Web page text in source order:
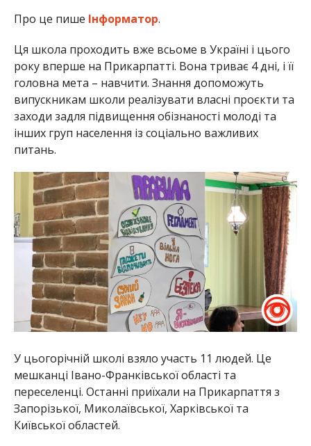
Про це пише Інформатор.
Ця школа проходить вже всьоме в Україні і цього
року вперше на Прикарпатті. Вона триває 4 дні, і її
головна мета – навчити. Знання допоможуть
випускникам школи реалізувати власні проєкти та
заходи задля підвищення обізнаності молоді та
інших груп населення із соціально важливих
питань.
У цьогорічній школі взяло участь 11 людей. Це
мешканці Івано-Франківської області та
переселенці. Останні приїхали на Прикарпаття з
Запорізької, Миколаївської, Харківської та
Київської областей.